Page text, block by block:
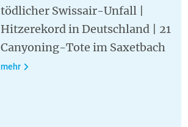
tödlicher Swissair-Unfall |
Hitzerekord in Deutschland | 21
Canyoning-Tote im Saxetbach
mehr